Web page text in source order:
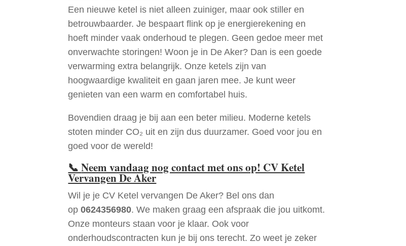
Een nieuwe ketel is niet alleen zuiniger, maar ook stiller en
betrouwbaarder. Je bespaart flink op je energierekening en
hoeft minder vaak onderhoud te plegen. Geen gedoe meer met
onverwachte storingen! Woon je in De Aker? Dan is een goede
verwarming extra belangrijk. Onze ketels zijn van
hoogwaardige kwaliteit en gaan jaren mee. Je kunt weer
genieten van een warm en comfortabel huis.
Bovendien draag je bij aan een beter milieu. Moderne ketels
stoten minder CO₂ uit en zijn dus duurzamer. Goed voor jou en
goed voor de wereld!
📞Neem vandaag nog contact met ons op! CV Ketel
Vervangen De Aker
Wil je je CV Ketel vervangen De Aker? Bel ons dan
op0624356980. We maken graag een afspraak die jou uitkomt.
Onze monteurs staan voor je klaar. Ook voor
onderhoudscontracten kun je bij ons terecht. Zo weet je zeker